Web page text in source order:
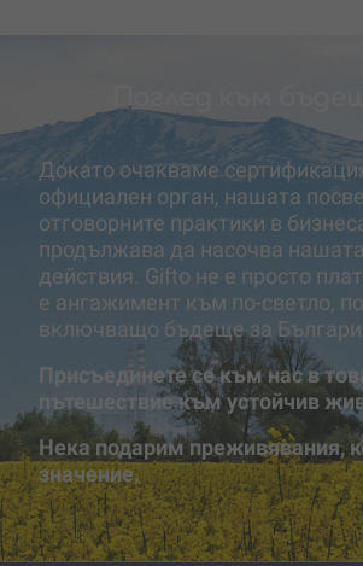
Докато очакваме
официален орган, нашата
отговорните практики в
продължава да насочва
действия. Gifto не е просто
е ангажимент към по-светло,
включващо бъдеще за
Присъединете се към нас в
пътешествие към устойчив
Нека подарим преживявания,
значение.